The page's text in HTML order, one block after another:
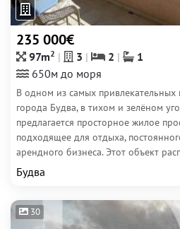
235 000€
97m2 3 2
1
650м до моря
В одном из самых
города Будва, в тихом и зелёном
предлагается просторное жилое
подходящее для отдыха,
арендного бизнеса. Этот объект
Будва
30